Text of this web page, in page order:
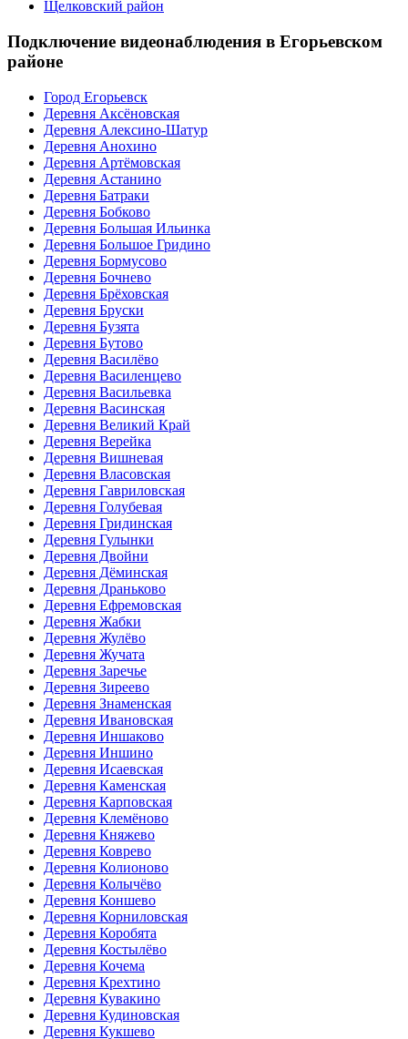
Щелковский район
Подключение видеонаблюдения в Егорьевском
районе
Город Егорьевск
Деревня Аксёновская
Деревня Алексино-Шатур
Деревня Анохино
Деревня Артёмовская
Деревня Астанино
Деревня Батраки
Деревня Бобково
Деревня Большая Ильинка
Деревня Большое Гридино
Деревня Бормусово
Деревня Бочнево
Деревня Брёховская
Деревня Бруски
Деревня Бузята
Деревня Бутово
Деревня Василёво
Деревня Василенцево
Деревня Васильевка
Деревня Васинская
Деревня Великий Край
Деревня Верейка
Деревня Вишневая
Деревня Власовская
Деревня Гавриловская
Деревня Голубевая
Деревня Гридинская
Деревня Гулынки
Деревня Двойни
Деревня Дёминская
Деревня Драньково
Деревня Ефремовская
Деревня Жабки
Деревня Жулёво
Деревня Жучата
Деревня Заречье
Деревня Зиреево
Деревня Знаменская
Деревня Ивановская
Деревня Иншаково
Деревня Иншино
Деревня Исаевская
Деревня Каменская
Деревня Карповская
Деревня Клемёново
Деревня Княжево
Деревня Коврево
Деревня Колионово
Деревня Колычёво
Деревня Коншево
Деревня Корниловская
Деревня Коробята
Деревня Костылёво
Деревня Кочема
Деревня Крехтино
Деревня Кувакино
Деревня Кудиновская
Деревня Кукшево